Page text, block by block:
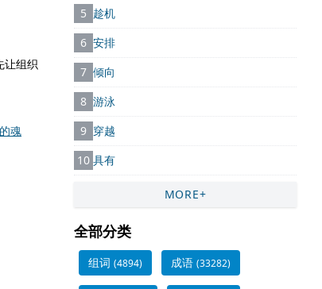
让组织
魂
5 趁机
6 安排
7 倾向
8 游泳
9 穿越
10 具有
MORE+
全部分类
组词 (4894) 成语 (33282)